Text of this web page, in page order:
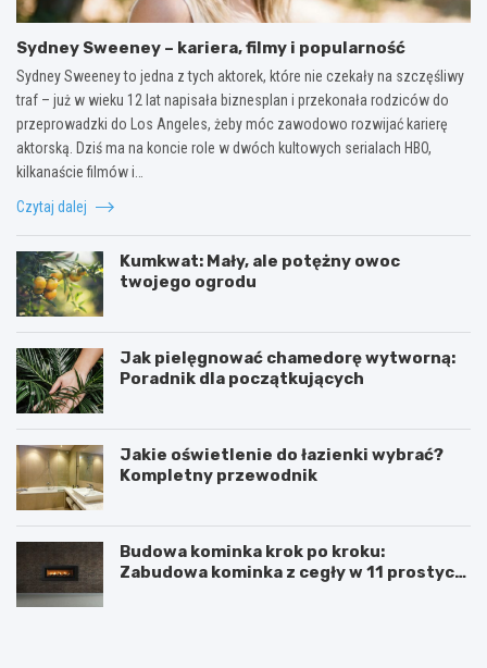
Sydney Sweeney – kariera, filmy i popularność
Sydney Sweeney to jedna z tych aktorek, które nie czekały na szczęśliwy
traf – już w wieku 12 lat napisała biznesplan i przekonała rodziców do
przeprowadzki do Los Angeles, żeby móc zawodowo rozwijać karierę
aktorską. Dziś ma na koncie role w dwóch kultowych serialach HBO,
kilkanaście filmów i…
Czytaj dalej
Kumkwat: Mały, ale potężny owoc
twojego ogrodu
Jak pielęgnować chamedorę wytworną:
Poradnik dla początkujących
Jakie oświetlenie do łazienki wybrać?
Kompletny przewodnik
Budowa kominka krok po kroku:
Zabudowa kominka z cegły w 11 prostych